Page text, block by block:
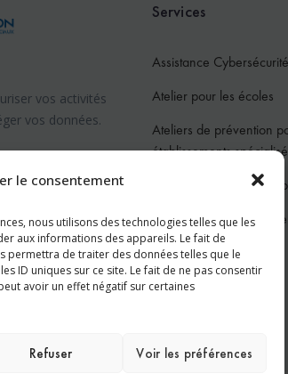
le consentement
nous utilisons des technologies telles que les
aux informations des appareils. Le fait de
permettra de traiter des données telles que le
ID uniques sur ce site. Le fait de ne pas consentir
avoir un effet négatif sur certaines
Refuser Voir les préférences
vos activités
vos données.
Suisse
Services
Assistance
Atelier pour les écoles
Ateliers de prévention
établissements
Atelier pour les
Atelier pour les
Pour les jeunes
Conférences